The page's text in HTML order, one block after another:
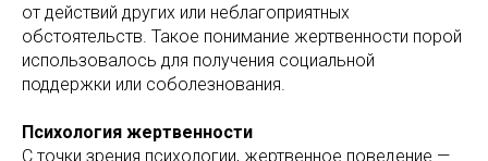
от действий других или неблагоприятных
обстоятельств. Такое понимание жертвенности порой
использовалось для получения социальной
поддержки или соболезнования.
Психология жертвенности
С точки зрения психологии, жертвенное поведение —